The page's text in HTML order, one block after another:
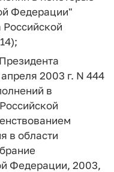
Федерации"
Российской
2003 г. N 444
в
в области
Федерации, 2003,